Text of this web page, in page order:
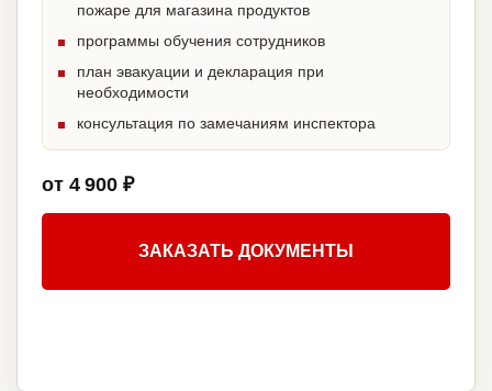
пожаре для магазина продуктов
программы обучения сотрудников
план эвакуации и декларация при
необходимости
консультация по замечаниям инспектора
от 4 900 ₽
ЗАКАЗАТЬ ДОКУМЕНТЫ